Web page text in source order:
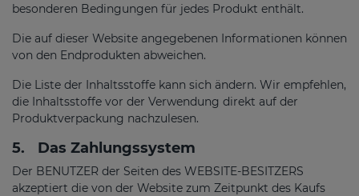
besonderen Bedingungen für jedes Produkt enthält.
Die auf dieser Website angegebenen Informationen können
von den Endprodukten abweichen.
Die Liste der Inhaltsstoffe kann sich ändern. Wir empfehlen,
die Inhaltsstoffe vor der Verwendung direkt auf der
Produktverpackung nachzulesen.
5. Das Zahlungssystem
Der BENUTZER der Seiten des WEBSITE-BESITZERS
akzeptiert die von der Website zum Zeitpunkt des Kaufs